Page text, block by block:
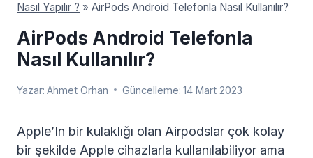
Nasıl Yapılır ? » AirPods Android Telefonla Nasıl Kullanılır?
AirPods Android Telefonla
Nasıl Kullanılır?
Yazar: Ahmet Orhan Güncelleme: 14 Mart 2023
Apple’In bir kulaklığı olan Airpodslar çok kolay
bir şekilde Apple cihazlarla kullanılabiliyor ama